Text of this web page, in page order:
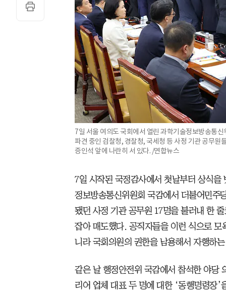
7일 서울 여의도 국회에서 열린 과학기술정보방송통
파견 중인 검찰청, 경찰청, 국세청 등 사정 기관 공무
증인석 앞에 나란히 서 있다. /연합뉴스
7일 시작된 국정감사에서 첫날부터 상식
정보방송통신위원회 국감에서 더불어민주
됐던 사정 기관 공무원 17명을 불러내 한
잡아 매도했다. 공직자들을 이런 식으로
니라 국회의원의 권한을 남용해서 자행하
같은 날 행정안전위 국감에서 참석한 야당
리어 업체 대표 두 명에 대한 ‘동행명령장